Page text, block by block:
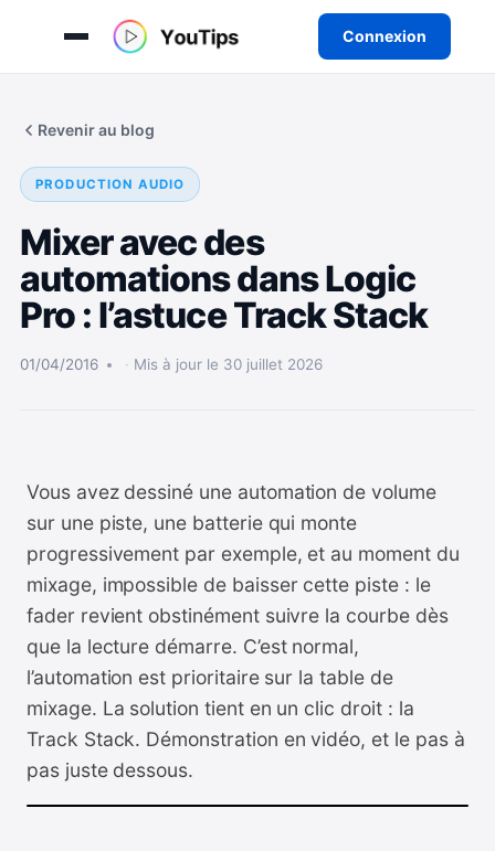
Connexion
Revenir au blog
PRODUCTION AUDIO
Mixer avec des
automations dans Logic
Pro : l’astuce Track Stack
01/04/2016 Mis à jour le 30 juillet 2026
Vous avez dessiné une automation de volume
sur une piste, une batterie qui monte
progressivement par exemple, et au moment du
mixage, impossible de baisser cette piste : le
fader revient obstinément suivre la courbe dès
que la lecture démarre. C’est normal,
l’automation est prioritaire sur la table de
mixage. La solution tient en un clic droit : la
Track Stack. Démonstration en vidéo, et le pas à
pas juste dessous.